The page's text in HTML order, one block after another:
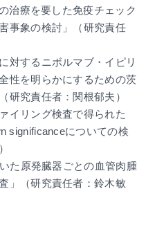
治療を要した免疫チェック
事象の検討」（研究責任
対するニボルマブ・イピリ
性を明らかにするための茨
研究責任者：関根郁夫）
イリング検査で得られた
significanceについての検
た原発臓器ごとの血管肉腫
」（研究責任者：鈴木敏